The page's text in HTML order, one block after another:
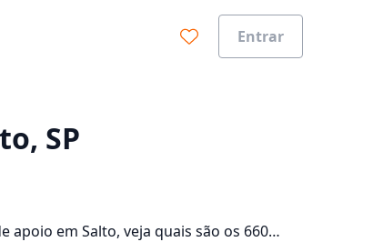
Entrar
SP
apoio em Salto, veja quais são os 660